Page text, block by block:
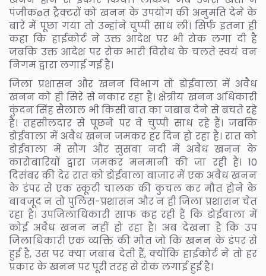
पंजीकøत ट्रैक्टरों को खनन के उपयोग की अनुमति देने के
बारे में पूछा गया तो उन्हांने चुप्पी साध ली। सिर्फ इतना ही
कहा कि हाईकोर्ट ने उक्त आदेश पर भी रोक लगा दी है
जबकि उक्त आदेश पर रोक भारी विरोध के चलते स्वयं वन
निगम द्वारा लगाई गई है।
जिला प्रशासन और खनन विभाग तो डोईवाला में अवैध
खनन को ही सिरे से नकार रहा है। क्षेत्रीय खनन अधिकारी
कुंदन सिंह सैलाल भी किसी बात का जबाब देने से बचते रहे
हैं। तहसीलदार से पूछने पर वे चुप्पी साध रहे हैं। जबकि
डोईवाला में अवैध खनन जमकर हर दिन हो रहा है। रात को
डोईवाला में सौंग और सुसवा नदी में अवैध खनन के
कारोबारियों द्वारा जमकर मनमानी की जा रही है। 10
दिसंबर की देर रात को डोईवाला बाजार में एक अवैध खनन
के डंपर से एक स्कूटी चालक की कुचल कर मौत होने के
बावजूद न तो पुलिस-प्रशासन और न ही जिला प्रशासन चेत
रहा है। उपजिलाधिकारी साफ कह रही हैं कि डोईवाला में
कोई अवैध खनन नहीं हो रहा है। अब देखना है कि उप
जिलाधिकारी एक व्यक्ति की मौत जो कि खनन के डंपर से
हुई है, उस पर क्या जबाब देती हैं, क्योंकि हाईकोर्ट ने तो हर
प्रकार के खनन पर पूरी तरह से रोक लगाई हुई है।